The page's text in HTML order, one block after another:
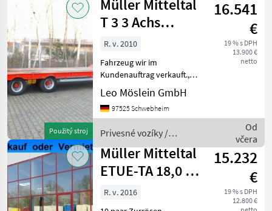
Použitý stroj
Müller Mitteltal
T 3 3 Achs
Tieflader-
Anhänger
16.541
€
19 % s DPH
13.900 €
netto
R. v. 2010
Fahrzeug wir im
Kundenauftrag verkauft.,
teilweise Holzbretter def.,
17 paar Zurrösen, ,
Ladehöhe ca. 900 mm, , --
Änderungen vorbehalt
Leo Möslein GmbH
97525 Schwebheim
Privesné vozíky /
Schwarzmüller
Od
včera
Müller Mitteltal
ETUE-TA 18,0 18
t GG
Tandemtieflader
15.232
€
19 % s DPH
12.800 €
R. v. 2016